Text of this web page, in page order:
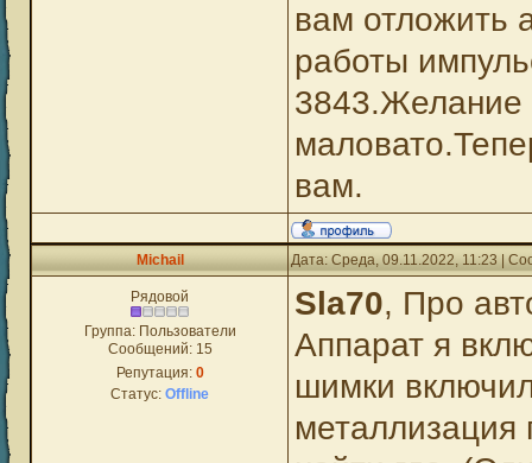
вам отложить
работы
3843.Желание
вам.
Michail Дата: Среда, 09.11.2022, 11:23 |
Рядовой
Группа: Пользователи
Сообщений: 15
Репутация: 0
Статус: Offline
Sla70, Про
Аппарат я
шимки
металлизация